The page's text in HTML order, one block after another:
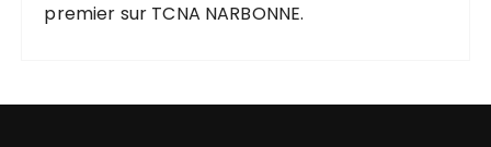
premier sur TCNA NARBONNE.